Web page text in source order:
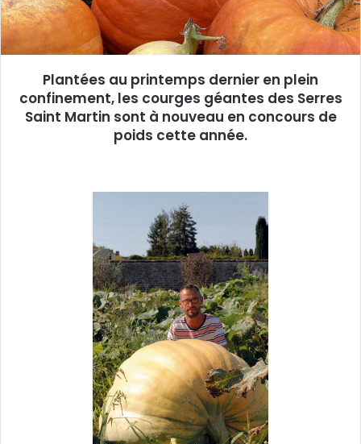
o
u
r
Plantées au printemps dernier en plein
confinement, les courges géantes des Serres
Saint Martin sont à nouveau en concours de
poids cette année.